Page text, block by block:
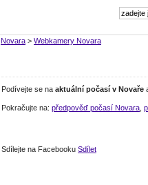
Novara > Webkamery Novara
Podívejte se na aktuální počasí v Novaře
Pokračujte na: předpověď počasí Novara
Sdílejte na Facebooku Sdílet